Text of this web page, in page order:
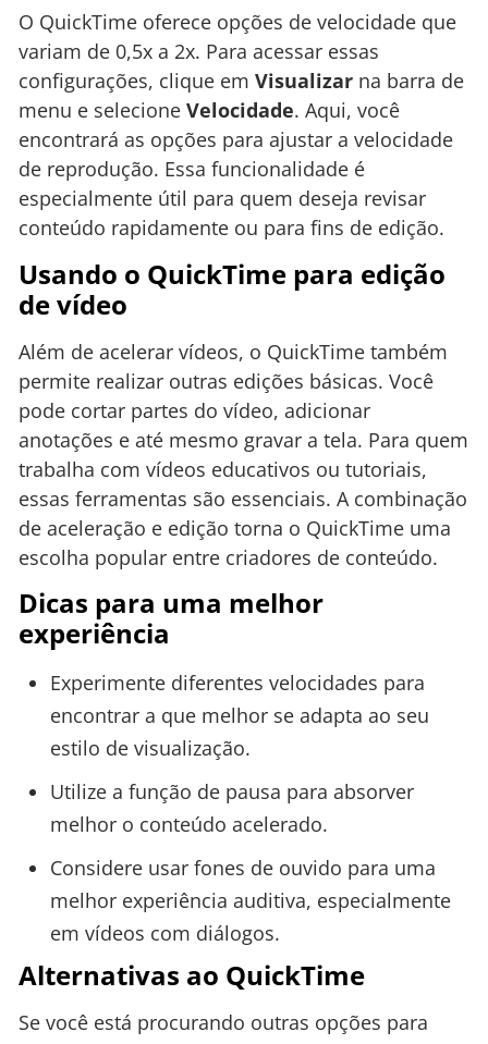
O QuickTime oferece opções de velocidade que
variam de 0,5x a 2x. Para acessar essas
configurações, clique em Visualizar na barra de
menu e selecione Velocidade. Aqui, você
encontrará as opções para ajustar a velocidade
de reprodução. Essa funcionalidade é
especialmente útil para quem deseja revisar
conteúdo rapidamente ou para fins de edição.
Usando o QuickTime para edição
de vídeo
Além de acelerar vídeos, o QuickTime também
permite realizar outras edições básicas. Você
pode cortar partes do vídeo, adicionar
anotações e até mesmo gravar a tela. Para quem
trabalha com vídeos educativos ou tutoriais,
essas ferramentas são essenciais. A combinação
de aceleração e edição torna o QuickTime uma
escolha popular entre criadores de conteúdo.
Dicas para uma melhor
experiência
Experimente diferentes velocidades para
encontrar a que melhor se adapta ao seu
estilo de visualização.
Utilize a função de pausa para absorver
melhor o conteúdo acelerado.
Considere usar fones de ouvido para uma
melhor experiência auditiva, especialmente
em vídeos com diálogos.
Alternativas ao QuickTime
Se você está procurando outras opções para